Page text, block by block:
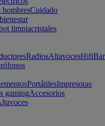
hombresCuidado
limpiacristales
RadiosAltavocesHifi
PortátilesImpresoras
gamingAccesorios